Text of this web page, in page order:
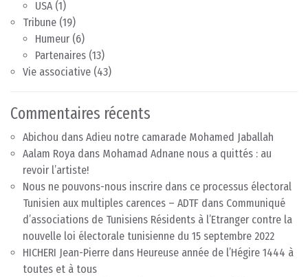
USA(1)
Tribune (19)
Humeur (6)
Partenaires (13)
Vie associative (43)
Commentaires récents
Abichou dans Adieu notre camarade Mohamed Jaballah
Aalam Roya dans Mohamad Adnane nous a quittés : au
revoir l’artiste!
Nous ne pouvons-nous inscrire dans ce processus électoral
Tunisien aux multiples carences – ADTF dans Communiqué
d’associations de Tunisiens Résidents à l’Etranger contre la
nouvelle loi électorale tunisienne du 15 septembre 2022
HICHERI Jean-Pierre dans Heureuse année de l’Hégire 1444 à
toutes et à tous